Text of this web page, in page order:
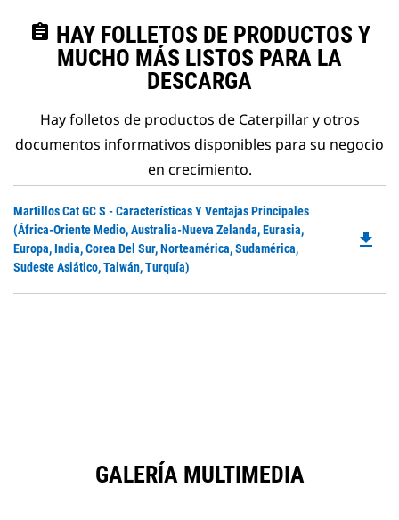
assignment HAY FOLLETOS DE PRODUCTOS Y
MUCHO MÁS LISTOS PARA LA
DESCARGA
Hay folletos de productos de Caterpillar y otros
documentos informativos disponibles para su negocio
en crecimiento.
Martillos Cat GC S - Características Y Ventajas Principales
(África-Oriente Medio, Australia-Nueva Zelanda, Eurasia,
Europa, India, Corea Del Sur, Norteamérica, Sudamérica,
Sudeste Asiático, Taiwán, Turquía)
file_download
GALERÍA MULTIMEDIA